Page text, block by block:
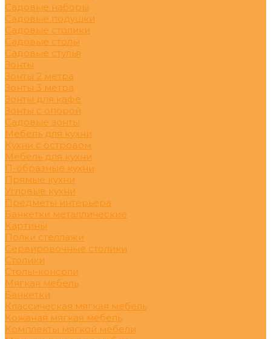
Садовые наборы
Садовые подушки
Садовые столики
Садовые столы
Садовые стулья
Зонты
Зонты 2 метра
Зонты 3 метра
Зонты для кафе
Зонты с опорой
Садовые зонты
Мебель для кухни
Кухни с островом
Мебель для кухни
П-образные кухни
Прямые кухни
Угловые кухни
Предметы интерьера
Банкетки металлические
Картины
Полки стеллажи
Сервировочные столики
Столики
Столы-консоли
Мягкая мебель
Банкетки
Классическая мягкая мебель
Кожаная мягкая мебель
Комплекты мягкой мебели